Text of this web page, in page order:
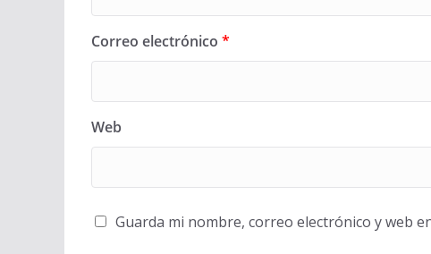
Correo electrónico *
Web
Guarda mi nombre, correo electrónico y web